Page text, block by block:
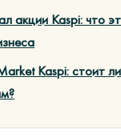
акции Kaspi: что
Kaspi: стоит